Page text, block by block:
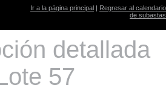
Ir a la página principal | Regresar al calendario
de subastas
detallada
57